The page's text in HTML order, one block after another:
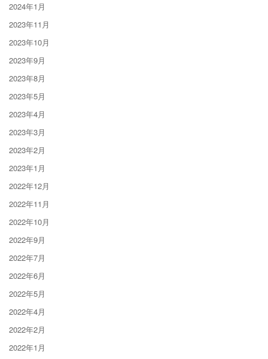
2024年1月
2023年11月
2023年10月
2023年9月
2023年8月
2023年5月
2023年4月
2023年3月
2023年2月
2023年1月
2022年12月
2022年11月
2022年10月
2022年9月
2022年7月
2022年6月
2022年5月
2022年4月
2022年2月
2022年1月